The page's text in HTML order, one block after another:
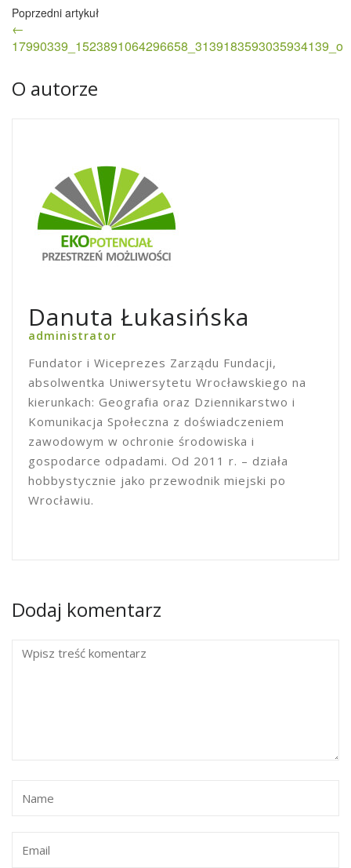
Nawigacja
wpisu
←
17990339_1523891064296658_3139183593035934139_o
O autorze
Danuta Łukasińska
administrator
Fundator i Wiceprezes Zarządu Fundacji,
absolwentka Uniwersytetu Wrocławskiego na
kierunkach: Geografia oraz Dziennikarstwo i
Komunikacja Społeczna z doświadczeniem
zawodowym w ochronie środowiska i
gospodarce odpadami. Od 2011 r. – działa
hobbystycznie jako przewodnik miejski po
Wrocławiu.
Dodaj komentarz